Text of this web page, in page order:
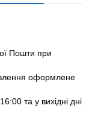
Пошти при
оформлене
та у вихідні дні